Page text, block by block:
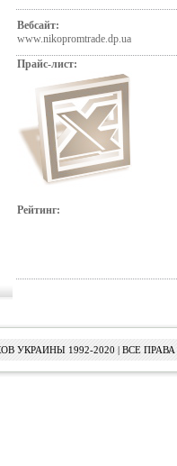
Вебсайт:
www.nikopromtrade.dp.ua
Прайс-лист:
Рейтинг:
УКРАИНЫ 1992-2020 | ВСЕ